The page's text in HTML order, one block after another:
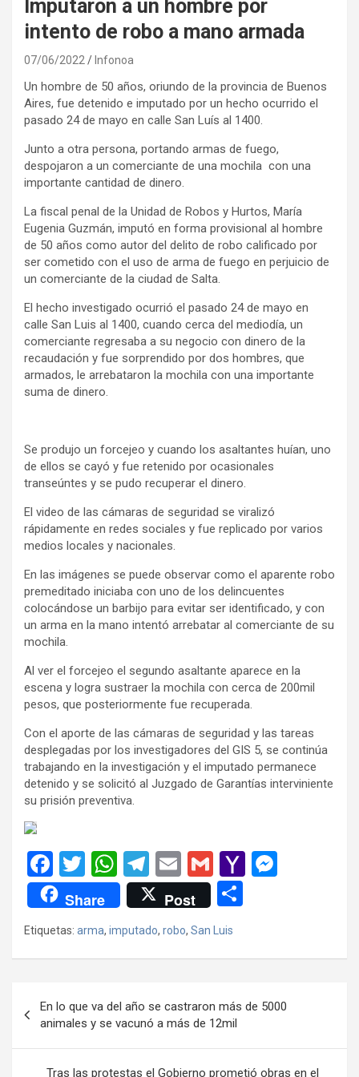
Imputaron a un hombre por
intento de robo a mano armada
07/06/2022 Infonoa
Un hombre de 50 años, oriundo de la provincia de Buenos
Aires, fue detenido e imputado por un hecho ocurrido el
pasado 24 de mayo en calle San Luís al 1400.
Junto a otra persona, portando armas de fuego,
despojaron a un comerciante de una mochila con una
importante cantidad de dinero.
La fiscal penal de la Unidad de Robos y Hurtos, María
Eugenia Guzmán, imputó en forma provisional al hombre
de 50 años como autor del delito de robo calificado por
ser cometido con el uso de arma de fuego en perjuicio de
un comerciante de la ciudad de Salta.
El hecho investigado ocurrió el pasado 24 de mayo en
calle San Luis al 1400, cuando cerca del mediodía, un
comerciante regresaba a su negocio con dinero de la
recaudación y fue sorprendido por dos hombres, que
armados, le arrebataron la mochila con una importante
suma de dinero.
Se produjo un forcejeo y cuando los asaltantes huían, uno
de ellos se cayó y fue retenido por ocasionales
transeúntes y se pudo recuperar el dinero.
El video de las cámaras de seguridad se viralizó
rápidamente en redes sociales y fue replicado por varios
medios locales y nacionales.
En las imágenes se puede observar como el aparente robo
premeditado iniciaba con uno de los delincuentes
colocándose un barbijo para evitar ser identificado, y con
un arma en la mano intentó arrebatar al comerciante de su
mochila.
Al ver el forcejeo el segundo asaltante aparece en la
escena y logra sustraer la mochila con cerca de 200mil
pesos, que posteriormente fue recuperada.
Con el aporte de las cámaras de seguridad y las tareas
desplegadas por los investigadores del GIS 5, se continúa
trabajando en la investigación y el imputado permanece
detenido y se solicitó al Juzgado de Garantías interviniente
su prisión preventiva.
F
a
ce
b
o
k
T
wi
tt
er
W
h
at
s
A
p
T
el
e
gr
a
E
m
ail
G
m
ail
Y
o
ail
g
Share Post
ar
Etiquetas: arma, imputado, robo, San Luis
de
entradas
En lo que va del año se castraron más de 5000
animales y se vacunó a más de 12mil
Tras las protestas el Gobierno prometió obras en el